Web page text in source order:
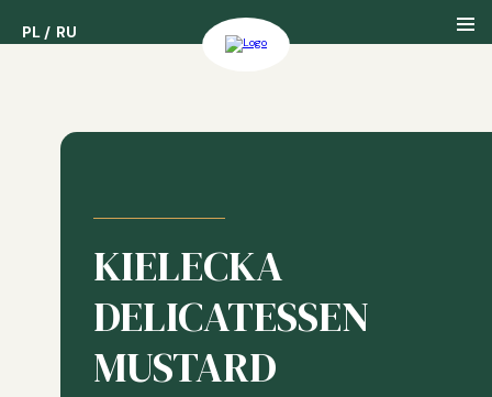
PL RU
PL RU
Our History
Our Awards
KIELECKA
DELICATESSEN
MUSTARD